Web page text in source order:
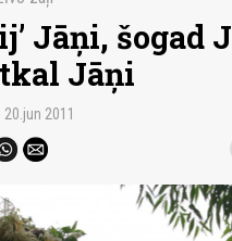
Jāņi, šogad
Jāņi
20.jun 2011